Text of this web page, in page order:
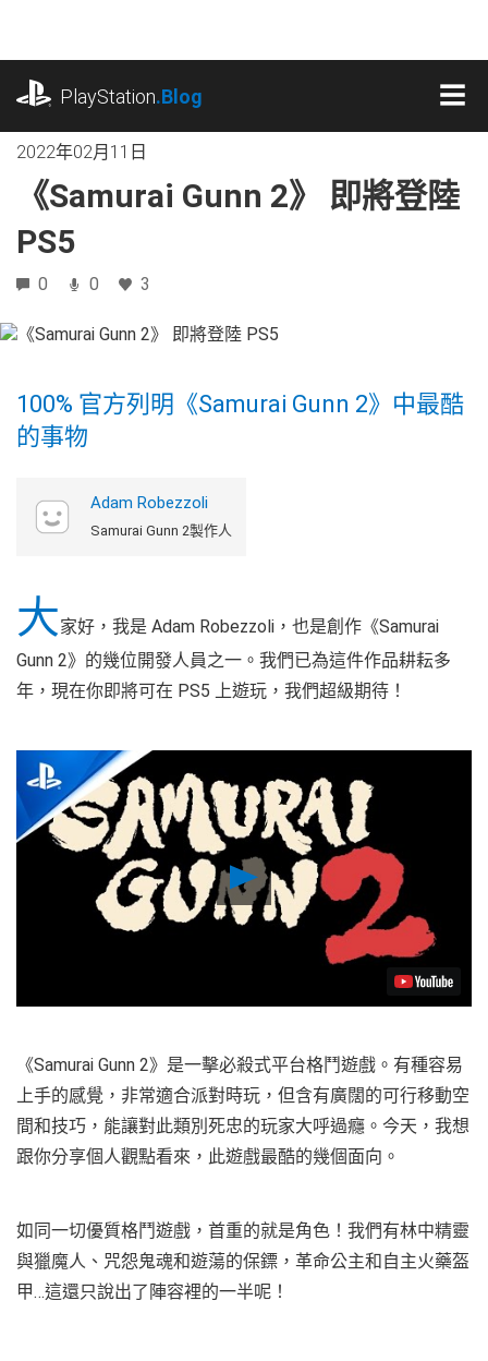
內
PlayStation.Blog
2022年02月11日
《Samurai Gunn 2》 即將登陸
PS5
0 0 3
100% 官方列明《Samurai Gunn 2》中最酷
的事物
Adam Robezzoli
Samurai Gunn 2製作人
大家好，我是 Adam Robezzoli，也是創作《Samurai
Gunn 2》的幾位開發人員之一。我們已為這件作品耕耘多
年，現在你即將可在 PS5 上遊玩，我們超級期待！
Play
Video
《Samurai Gunn 2》是一擊必殺式平台格鬥遊戲。有種容易
上手的感覺，非常適合派對時玩，但含有廣闊的可行移動空
間和技巧，能讓對此類別死忠的玩家大呼過癮。今天，我想
跟你分享個人觀點看來，此遊戲最酷的幾個面向。
如同一切優質格鬥遊戲，首重的就是角色！我們有林中精靈
與獵魔人、咒怨鬼魂和遊蕩的保鏢，革命公主和自主火藥盔
甲…這還只說出了陣容裡的一半呢！